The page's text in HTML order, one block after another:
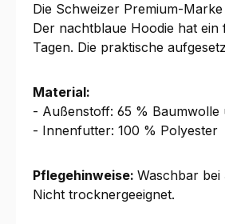
Die Schweizer Premium-
Der nachtblaue Hoodie hat
Tagen. Die praktische
Material:
- Außenstoff: 65 % Baumwolle
- Innenfutter: 100 % Polyester
Pflegehinweise: Waschbar bei
Nicht trocknergeeignet.